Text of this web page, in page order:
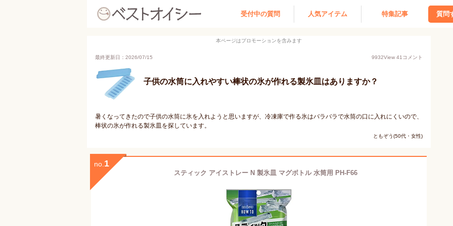
受付中の質問 人気アイテム 特集記事 質問
本ページはプロモーションを含みます
最終更新日：2026/07/15 9932View 41 コメント
子供の水筒に入れやすい棒状の氷が作れる製氷皿はありますか？
暑くなってきたので子供の水筒に氷を入れようと思いますが、冷凍庫で作る氷はバラバラで水筒の口に入れにくいので、
棒状の氷が作れる製氷皿を探しています。
ともぞう(50代・女性)
no. 1
スティック アイストレー N 製氷皿 マグボトル 水筒用 PH-F66